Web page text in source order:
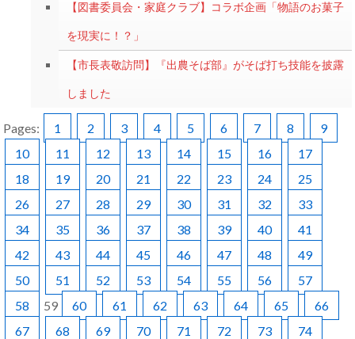
【図書委員会・家庭クラブ】コラボ企画「物語のお菓子
を現実に！？」
【市長表敬訪問】『出農そば部』がそば打ち技能を披露
しました
Pages: 1 2 3 4 5 6 7 8
9
10
11 12 13 14 15 16
17
18
19 20 21 22 23 24
25
26
27 28 29 30 31 32
33
34
35 36 37 38 39 40
41
42
43 44 45 46 47 48
49
50
51 52 53 54 55 56
57
58
59 60 61 62 63 64 65
66
67
68 69 70 71 72 73
74